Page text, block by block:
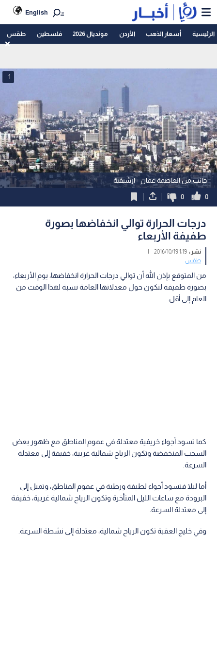
English
الرئيسية أسعار الذهب الأردن مونديال 2026 فلسطين طقس
جانب من العاصمة عمان - ارشيفية
1
0
0
درجات الحرارة توالي انخفاضها بصورة
طفيفة الأربعاء
نشر :1:19 2016/10/19
|
طقس
من المتوقع بإذن الله أن توالي درجات الحرارة انخفاضها، يوم الأربعاء،
بصورة طفيفة لتكون حول معدلاتها العامة نسبة لهذا الوقت من
العام إلى أقل.
كما تسود أجواء خريفية معتدلة في عموم المناطق مع ظهور بعض
السحب المنخفضة وتكون الرياح شمالية غربية، خفيفة إلى معتدلة
السرعة.
أما ليلا فتسود أجواء لطيفة ورطبة في عموم المناطق، وتميل إلى
البرودة مع ساعات الليل المتأخرة وتكون الرياح شمالية غربية، خفيفة
إلى معتدلة السرعة.
وفي خليج العقبة تكون الرياح شمالية، معتدلة إلى نشطة السرعة.